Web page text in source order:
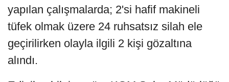
yapılan çalışmalarda; 2'si hafif makineli
tüfek olmak üzere 24 ruhsatsız silah ele
geçirilirken olayla ilgili 2 kişi gözaltına
alındı.